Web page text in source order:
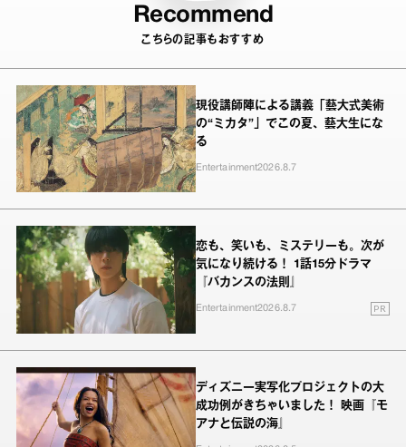
Recommend
こちらの記事もおすすめ
現役講師陣による講義「藝大式美術
の“ミカタ”」でこの夏、藝大生にな
る
Entertainment2026.8.7
恋も、笑いも、ミステリーも。次が
気になり続ける！ 1話15分ドラマ
『バカンスの法則』
Entertainment2026.8.7 PR
ディズニー実写化プロジェクトの大
成功例がきちゃいました！ 映画『モ
アナと伝説の海』